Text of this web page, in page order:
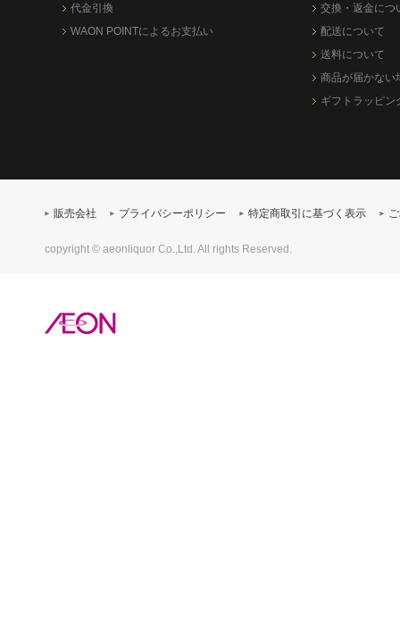
代金引換
WAON POINTによるお支払い
交換・返金につ
配送について
送料について
商品が届かない
ギフトラッピン
販売会社 プライバシーポリシー 特定商取引に基づく表示
copyright © aeonliquor Co.,Ltd. All rights Reserved.